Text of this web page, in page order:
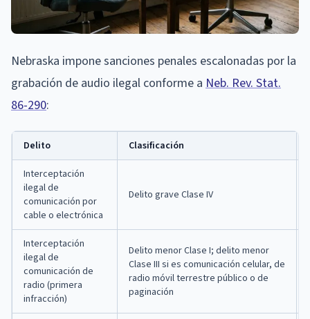
Nebraska impone sanciones penales escalonadas por la
grabación de audio ilegal conforme a Neb. Rev. Stat.
86-290:
Delito Clasificación
Interceptación
ilegal de
comunicación por
cable o electrónica
Delito grave Clase IV
Interceptación
ilegal de
comunicación de
radio (primera
infracción)
Delito menor Clase I; delito menor
Clase III si es comunicación celular, de
radio móvil terrestre público o de
paginación